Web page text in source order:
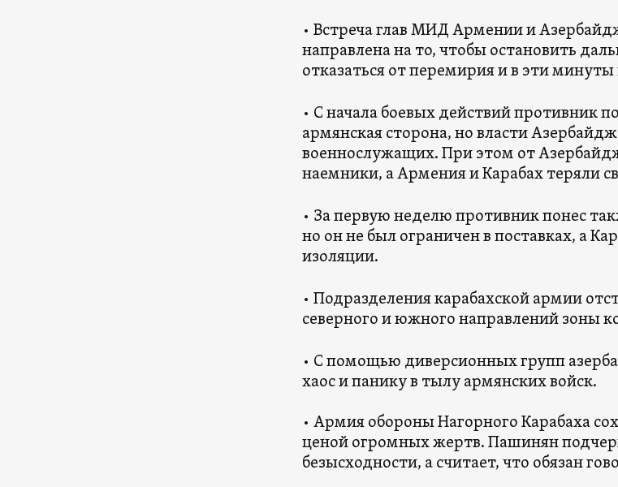
• Встреча глав МИД Армении и
направлена на то, чтобы остановить
отказаться от перемирия и в эти
• С начала боевых действий противник
армянская сторона, но власти
военнослужащих. При этом от
наемники, а Армения и Карабах теряли
• За первую неделю противник понес
но он не был ограничен в поставках, а
изоляции.
• Подразделения карабахской армии
северного и южного направлений зоны
• С помощью диверсионных групп
хаос и панику в тылу армянских войск.
• Армия обороны Нагорного Карабаха
ценой огромных жертв. Пашинян
безысходности, а считает, что обязан